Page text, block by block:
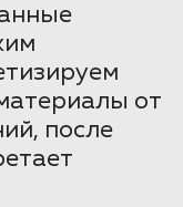
от
после